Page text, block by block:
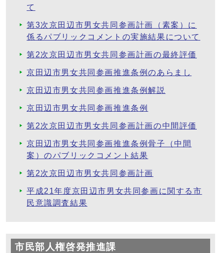
て
第3次京田辺市男女共同参画計画（素案）に
係るパブリックコメントの実施結果について
第2次京田辺市男女共同参画計画の最終評価
京田辺市男女共同参画推進条例のあらまし
京田辺市男女共同参画推進条例解説
京田辺市男女共同参画推進条例
第2次京田辺市男女共同参画計画の中間評価
京田辺市男女共同参画推進条例骨子（中間
案）のパブリックコメント結果
第2次京田辺市男女共同参画計画
平成21年度京田辺市男女共同参画に関する市
民意識調査結果
市民部人権啓発推進課